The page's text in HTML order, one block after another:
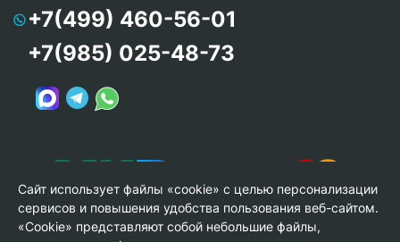
+7(499) 460-56-01
+7(985) 025-48-73
Сайт использует файлы «cookie» с целью персонализации
сервисов и повышения удобства пользования веб-сайтом.
«Cookie» представляют собой небольшие файлы,